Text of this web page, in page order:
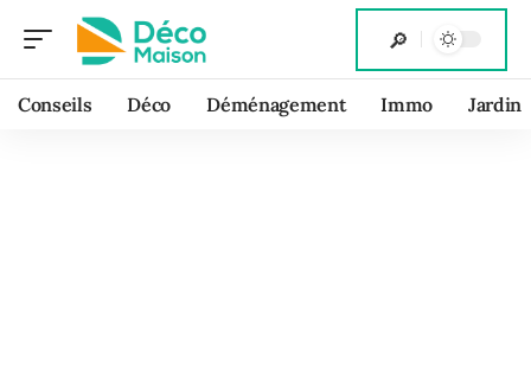
Conseils Déco Déménagement Immo Jardin